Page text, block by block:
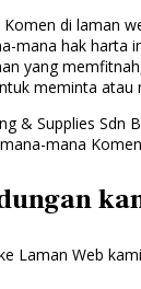
di laman
mana hak harta
yang
meminta
& Supplies
mana
Laman Web